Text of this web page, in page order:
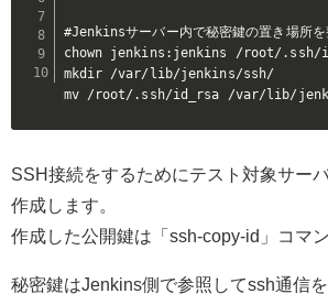
#Jenkinsサーバー内で秘密鍵の置き場所
chown jenkins:jenkins /root/.ssh/
mkdir /var/lib/jenkins/ssh/
mv /root/.ssh/id_rsa /var/lib/
SSH接続をするためにテスト対象サー
作成します。
作成した公開鍵は「ssh-copy-id」コマ
秘密鍵はJenkins側で参照してssh通信